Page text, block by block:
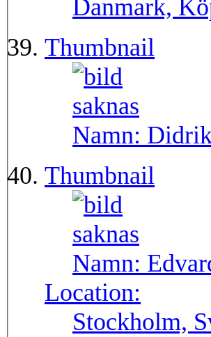
Danmark,
Thumbnail
Namn:
Thumbnail
Namn:
Location:
Stockholm,